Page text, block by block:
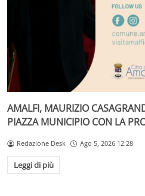
AMALFI, MAURIZIO
PIAZZA MUNICIPIO CON LA
Redazione Desk Ago 5, 2026 12:28
Leggi di più